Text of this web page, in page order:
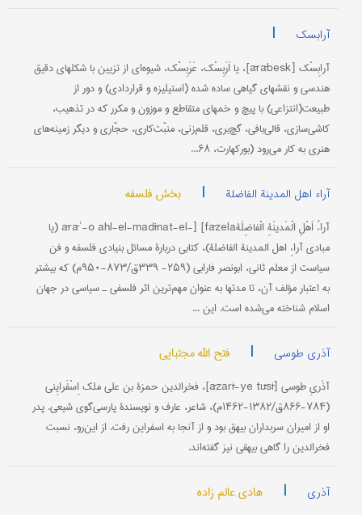
آرابسک |
آرابِسْک [ārābesk]، یا اَرَبِسْک، عَرَبِسْک، شیوه‌ای از تزیین با شکلهای دقیق
هندسی و نقشهای گیاهی ساده شده (استیلیزه و قراردادی) و دور از
طبیعت(انتزاعی) با پیچ و خمهای متقاطع و موزون و مکرر که در تذهیب،
کاشی‌سازی، قالی‌بافی، گچ‌بری، قلم‌زنی، منبّت‌کاری، حجّاری و دیگر زمینه‌های
هنری به کار می‌رود (بورکهارت، ۶۸...
آراء اهل المدینة الفاضلة | بخش فلسفه
آراءُ اَهْلِ الْمَدینَةِ الْفاضِلَةārāʾ-o ahl-el-madīnat-el-] [fāzela (یا
مبادی آراءِ اهل المدینة الفاضلة)، کتابی دربارۀ مسائل بنیادی فلسفه و فن
سیاست از معلم ثانی، ابونصر فارابی (۲۵۹- ۳۳۹ق/۸۷۳-۹۵۰م) که بیشتر
به اعتبار مؤلف آن، تا مدتها به عنوان مهم‌ترین اثر فلسفی ـ سیاسی در جهان
اسلام شناخته می‌شده است. این ...
آذری طوسی | فتح الله مجتبایی
آذَریِ طوسی [āzarī-ye tūsī]، فخرالدین حمزة بن علی ملک اِسْفَرایِنی
(۷۸۴-۸۶۶ق/۱۳۸۲-۱۴۶۲م)، شاعر، عارف و نویسندۀ پارسی‌گوی شیعی. پدر
او از امیران سربداران بیهق بود و از آنجا به اسفراین رفت. از این‌رو، نسبت
فخرالدین را گاهی بیهقی نیز گفته‌اند.
آذری | هادی عالم زاده